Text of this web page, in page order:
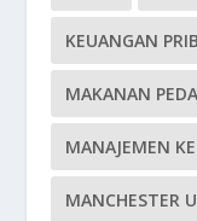
KEUANGAN
MAKANAN
MANAJEMEN
MANCHESTER